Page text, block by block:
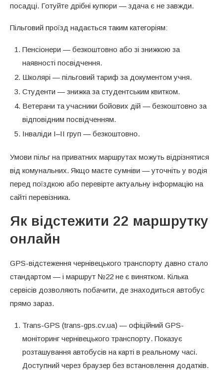
посадці. Готуйте дрібні купюри — здача є не завжди.
Пільговий проїзд надається таким категоріям:
Пенсіонери — безкоштовно або зі знижкою за
наявності посвідчення.
Школярі — пільговий тариф за документом учня.
Студенти — знижка за студентським квитком.
Ветерани та учасники бойових дій — безкоштовно за
відповідним посвідченням.
Інваліди I–II груп — безкоштовно.
Умови пільг на приватних маршрутах можуть відрізнятися
від комунальних. Якщо маєте сумніви — уточніть у водія
перед поїздкою або перевірте актуальну інформацію на
сайті перевізника.
Як відстежити 22 маршрутку
онлайн
GPS-відстеження чернівецького транспорту давно стало
стандартом — і маршрут №22 не є винятком. Кілька
сервісів дозволяють побачити, де знаходиться автобус
прямо зараз.
Trans-GPS (trans-gps.cv.ua) — офіційний GPS-
моніторинг чернівецького транспорту. Показує
розташування автобусів на карті в реальному часі.
Доступний через браузер без встановлення додатків.